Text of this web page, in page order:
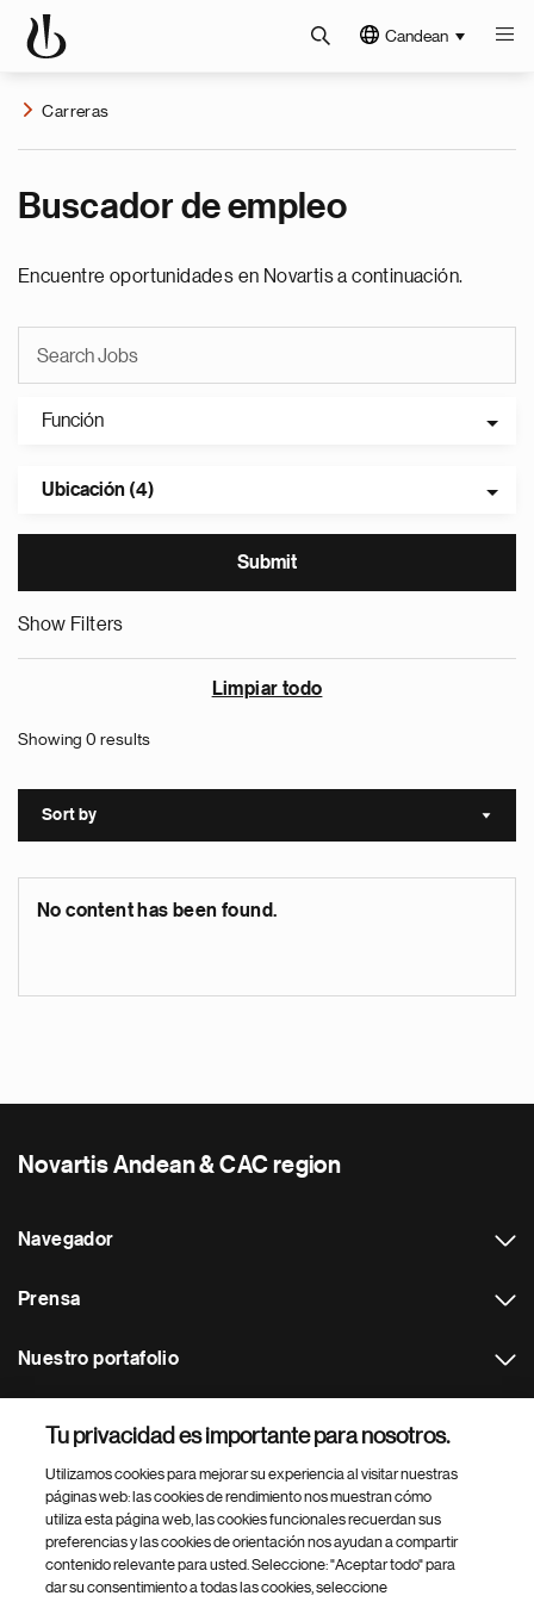
Candean
Carreras
Buscador de empleo
Encuentre oportunidades en Novartis a continuación.
Función
Ubicación (4)
Show Filters
Limpiar todo
Showing 0 results
Sort by Sort
No content has been found.
Novartis Andean & CAC region
Navegador
Prensa
Nuestro portafolio
Footer Site Search
Tu privacidad es importante para nosotros.
Utilizamos cookies para mejorar su experiencia al visitar nuestras
páginas web: las cookies de rendimiento nos muestran cómo
utiliza esta página web, las cookies funcionales recuerdan sus
preferencias y las cookies de orientación nos ayudan a compartir
contenido relevante para usted. Seleccione: "Aceptar todo" para
dar su consentimiento a todas las cookies, seleccione